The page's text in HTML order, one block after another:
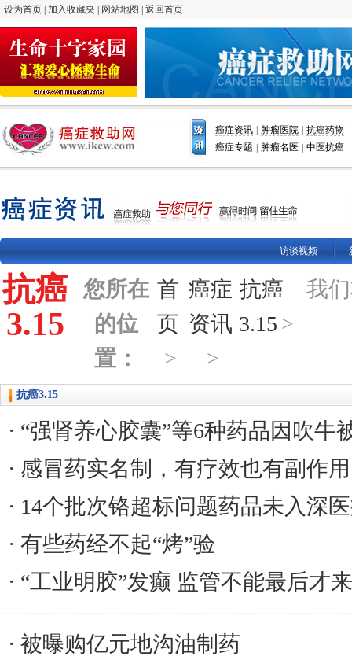
设为首页 加入收藏夹 网站地图 返回首页
癌症资讯 肿瘤医院
抗癌药物
癌症专题 | 肿瘤名医 | 中医抗癌
访谈视频
抗癌
3.15
您所在
的位
置：
首
页
癌症
资讯
抗癌
3.15
我
抗癌3.15
“强肾养心胶囊”等6种药品因吹牛
感冒药实名制，有疗效也有副作用
14个批次铬超标问题药品未入深
有些药经不起“烤”验
“工业明胶”发癫 监管不能最后才来
被曝购亿元地沟油制药